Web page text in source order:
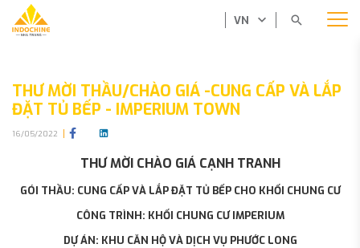
VN
THƯ MỜI THẦU/CHÀO GIÁ -CUNG CẤP VÀ LẮP
ĐẶT TỦ BẾP - IMPERIUM TOWN
16/05/2022
THƯ MỜI CHÀO GIÁ CẠNH TRANH
GÓI THẦU: CUNG CẤP VÀ LẮP ĐẶT TỦ BẾP CHO KHỐI CHUNG CƯ
CÔNG TRÌNH: KHỐI CHUNG CƯ IMPERIUM
DỰ ÁN: KHU CĂN HỘ VÀ DỊCH VỤ PHƯỚC LONG